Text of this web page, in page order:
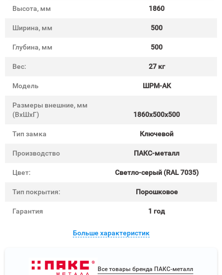
Высота, мм 1860
Ширина, мм 500
Глубина, мм 500
Вес: 27 кг
Модель ШРМ-АК
Размеры внешние, мм
(ВхШхГ)
1860x500x500
Тип замка Ключевой
Производство ПАКС-металл
Цвет: Cветло-серый (RAL 7035)
Тип покрытия: Порошковое
Гарантия 1 год
Больше характеристик
Все товары бренда ПАКС-металл